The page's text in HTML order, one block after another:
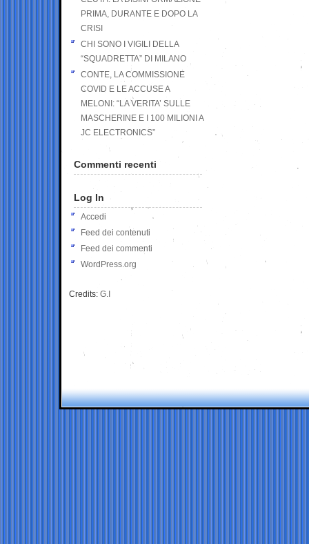
PRIMA, DURANTE E DOPO LA
CRISI
CHI SONO I VIGILI DELLA
“SQUADRETTA” DI MILANO
CONTE, LA COMMISSIONE
COVID E LE ACCUSE A
MELONI: “LA VERITA’ SULLE
MASCHERINE E I 100 MILIONI A
JC ELECTRONICS”
Commenti recenti
Log In
Accedi
Feed dei contenuti
Feed dei commenti
WordPress.org
Credits: G.I